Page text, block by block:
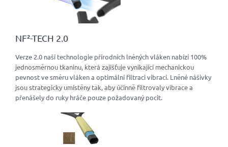
NF²-TECH 2.0
Verze 2.0 naší technologie přírodních lněných vláken nabízí 100%
jednosměrnou tkaninu, která zajišťuje vynikající mechanickou
pevnost ve směru vláken a optimální filtraci vibrací. Lněné nášivky
jsou strategicky umístěny tak, aby účinně filtrovaly vibrace a
přenášely do ruky hráče pouze požadovaný pocit.